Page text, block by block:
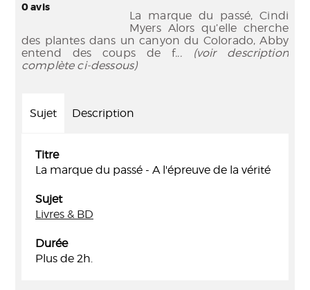
0avis
La marque du passé, Cindi
Myers Alors qu’elle cherche
des plantes dans un canyon du Colorado, Abby
entend des coups de f... (voir description
complète ci-dessous)
Sujet Description
Titre
La marque du passé - A l'épreuve de la vérité
Sujet
Livres & BD
Durée
Plus de 2h.